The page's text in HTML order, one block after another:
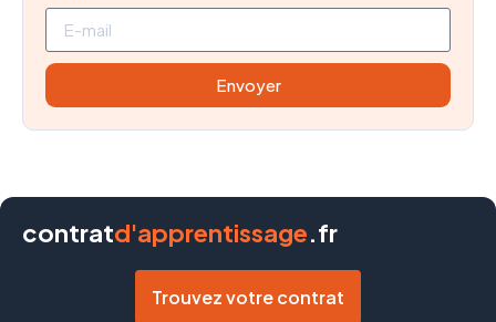
Envoyer
contratd'apprentissage.fr
Trouvez votre contrat